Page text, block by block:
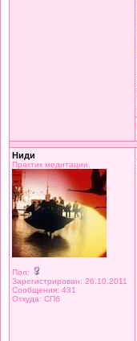
Ниди
Практик медитации.
Пол:
Зарегистрирован: 26.10.2011
Сообщения: 431
Откуда: СПб